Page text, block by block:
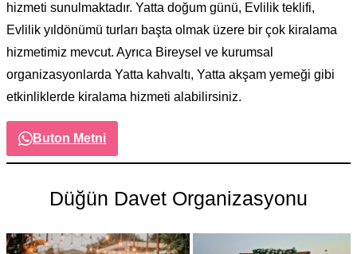
hizmeti sunulmaktadır. Yatta doğum günü, Evlilik teklifi,
Evlilik yıldönümü turları başta olmak üzere bir çok kiralama
hizmetimiz mevcut. Ayrıca Bireysel ve kurumsal
organizasyonlarda Yatta kahvaltı, Yatta akşam yemeği gibi
etkinliklerde kiralama hizmeti alabilirsiniz.
Buton Metni
Düğün Davet Organizasyonu